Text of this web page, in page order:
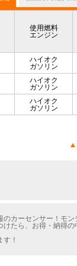
使用燃料
エンジン
ハイオク
ガソリン
ハイオク
ガソリン
ハイオク
ガソリン
カーセンサー！モ
たら、お得・納得
！